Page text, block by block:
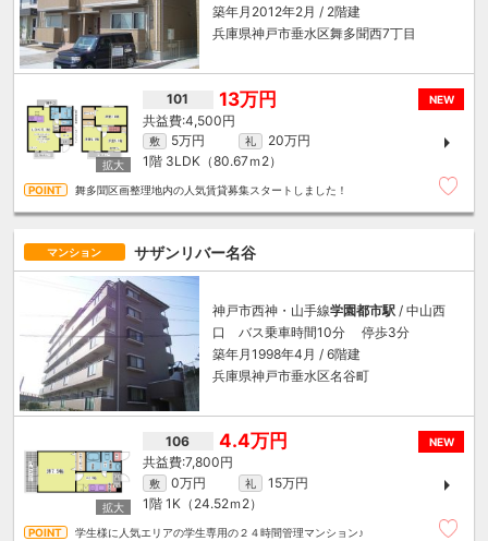
築年月2012年2月 / 2階建
兵庫県神戸市垂水区舞多聞西7丁目
NEW
101 13万円
4,500円
敷 5万円 礼
20万円
1階 3LDK（80.67ｍ 2）
舞多聞区画整理地内の人気賃貸募集スタートしました！
マンション サザンリバー名谷
神戸市西神・山手線学園都市駅 / 中山西
口 バス乗車時間10分 停歩3分
築年月1998年4月 / 6階建
兵庫県神戸市垂水区名谷町
NEW
106 4.4万円
7,800円
敷 0万円 礼
15万円
1階 1K（24.52ｍ 2）
学生様に人気エリアの学生専用の２４時間管理マンション♪